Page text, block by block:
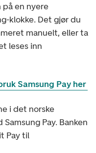
en nyere
klokke. Det gjør du
manuelt, eller ta
leses inn
Samsung Pay her
i det norske
Pay. Banken
Pay til